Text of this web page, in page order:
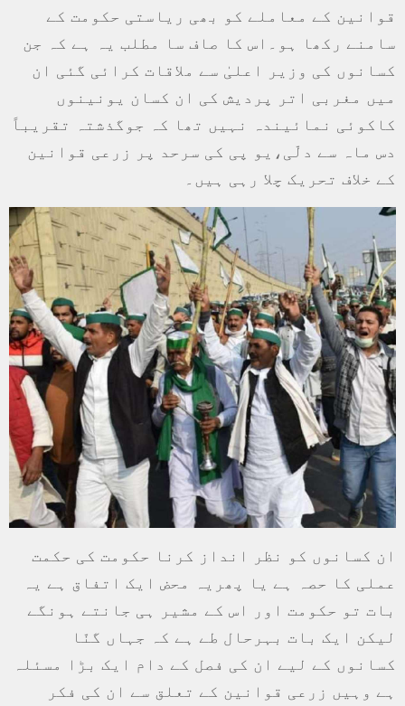
قوانین کے معاملے کو بھی ریاستی حکومت کے
سامنے رکھا ہو۔اس کا صاف سا مطلب یہ ہے کہ جن
کسانوں کی وزیر اعلیٰ سے ملاقات کرائی گئی ان
میں مغربی اتر پردیش کی ان کسان یونینوں
کاکوئی نمائیندہ نہیں تھا کہ جوگذشتہ تقریباً
دس ماہ سے دلّی،یو پی کی سرحد پر زرعی قوانین
کے خلاف تحریک چلا رہی ہیں۔
ان کسانوں کو نظر انداز کرنا حکومت کی حکمت
عملی کا حصہ ہے یا پھریہ محض ایک اتفاق ہے یہ
بات تو حکومت اور اس کے مشیر ہی جانتے ہونگے
لیکن ایک بات بہرحال طے ہے کہ جہاں گنّا
کسانوں کے لیے ان کی فصل کے دام ایک بڑا مسئلہ
ہے وہیں زرعی قوانین کے تعلق سے ان کی فکر